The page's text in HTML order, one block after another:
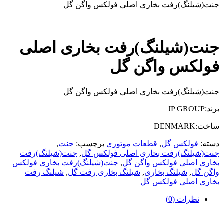
جنت(شیلنگ)رفت بخاری اصلی فولکس واگن گل
جنت(شیلنگ)رفت بخاری اصلی
فولکس واگن گل
جنت(شیلنگ)رفت بخاری اصلی فولکس واگن گل
برند:JP GROUP
ساخت:DENMARK
دسته: فولکس گل, قطعات موتوری برچسب: جنت,
جنت(شیلنگ)رفت بخاری اصلی فولکس گل, جنت(شیلنگ)رفت
بخاری اصلی فولکس واگن گل, جنت(شیلنگ)رفت بخاری فولکس
واگن گل, شیلنگ بخاری, شیلنگ بخاری رفت گل, شیلنگ رفت
بخاری اصلی فولکس گل
نظرات (0)